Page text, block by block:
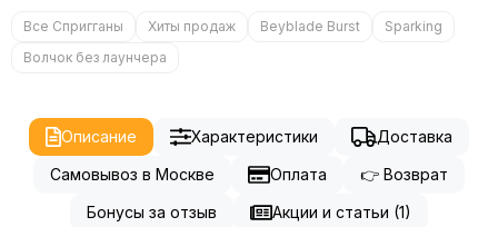
Все Спригганы Хиты продаж Beyblade Burst
Sparking
Волчок без лаунчера
Описание Характеристики
Доставка
Самовывоз в Москве
Оплата
👉 Возврат
Бонусы за отзыв
Акции и статьи (1)